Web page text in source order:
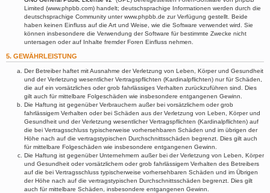
Limited (www.phpbb.com) handelt; deutschsprachige Informationen werden durch die
deutschsprachige Community unter www.phpbb.de zur Verfügung gestellt. Beide
haben keinen Einfluss auf die Art und Weise, wie die Software verwendet wird. Sie
können insbesondere die Verwendung der Software für bestimmte Zwecke nicht
untersagen oder auf Inhalte fremder Foren Einfluss nehmen.
5. GEWÄHRLEISTUNG
Der Betreiber haftet mit Ausnahme der Verletzung von Leben, Körper und Gesundheit
und der Verletzung wesentlicher Vertragspflichten (Kardinalpflichten) nur für Schäden,
die auf ein vorsätzliches oder grob fahrlässiges Verhalten zurückzuführen sind. Dies
gilt auch für mittelbare Folgeschäden wie insbesondere entgangenen Gewinn.
Die Haftung ist gegenüber Verbrauchern außer bei vorsätzlichem oder grob
fahrlässigem Verhalten oder bei Schäden aus der Verletzung von Leben, Körper und
Gesundheit und der Verletzung wesentlicher Vertragspflichten (Kardinalpflichten) auf
die bei Vertragsschluss typischerweise vorhersehbaren Schäden und im übrigen der
Höhe nach auf die vertragstypischen Durchschnittsschäden begrenzt. Dies gilt auch
für mittelbare Folgeschäden wie insbesondere entgangenen Gewinn.
Die Haftung ist gegenüber Unternehmern außer bei der Verletzung von Leben, Körper
und Gesundheit oder vorsätzlichem oder grob fahrlässigem Verhalten des Betreibers
auf die bei Vertragsschluss typischerweise vorhersehbaren Schäden und im Übrigen
der Höhe nach auf die vertragstypischen Durchschnittsschäden begrenzt. Dies gilt
auch für mittelbare Schäden, insbesondere entgangenen Gewinn.